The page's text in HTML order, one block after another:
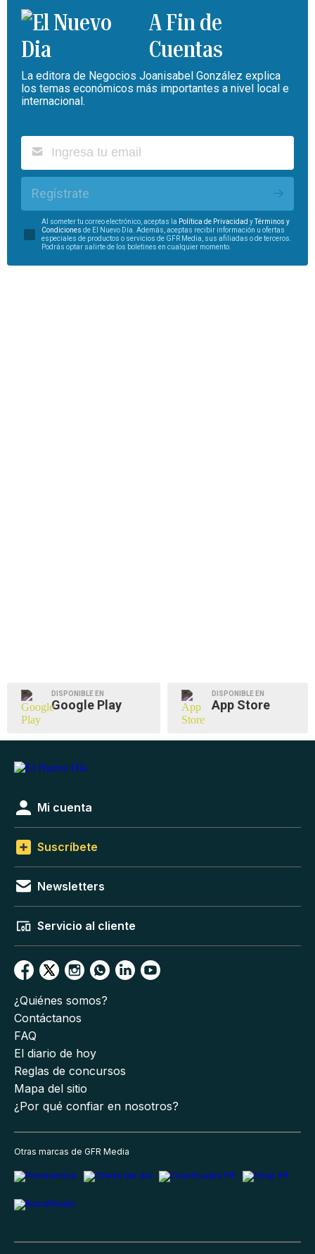
A Fin de
Cuentas
La editora de Negocios Joanisabel González explica
los temas económicos más importantes a nivel local e
internacional.
Regístrate
Al someter tu correo electrónico, aceptas la Política de Privacidad yTérminos y
Condiciones de El Nuevo Día. Además, aceptas recibir información u ofertas
especiales de productos o servicios de GFR Media, sus afiliadas o de terceros.
Podrás optar salirte de los boletines en cualquier momento.
DISPONIBLE EN
Google Play
DISPONIBLE EN
App Store
Mi cuenta
Suscríbete
Newsletters
Servicio al cliente
¿Quiénes somos?
Contáctanos
FAQ
El diario de hoy
Reglas de concursos
Mapa del sitio
¿Por qué confiar en nosotros?
Otras marcas de GFR Media